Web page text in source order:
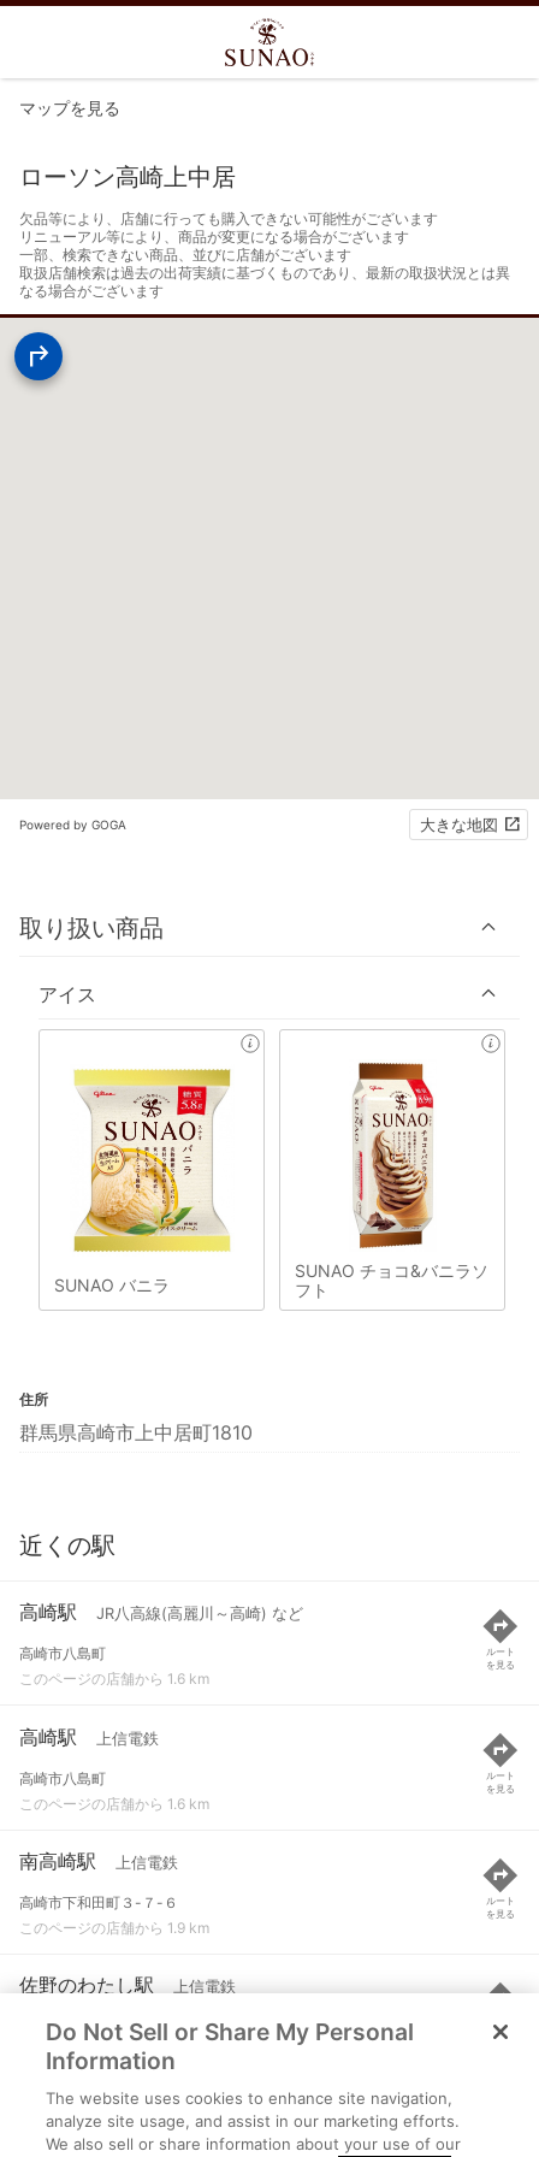
マップを見る
ローソン高崎上中居
欠品等により、店舗に行っても購入できない可能性がございます
リニューアル等により、商品が変更になる場合がございます
一部、検索できない商品、並びに店舗がございます
取扱店舗検索は過去の出荷実績に基づくものであり、最新の取扱状況とは異
なる場合がございます
Powered by GOGA 大きな地図
取り扱い商品
アイス
SUNAO バニラ
SUNAO チョコ&バニラソ
フト
住所
群馬県高崎市上中居町1810
近くの駅
高崎駅 JR八高線(高麗川～高崎) など
高崎市八島町
このページの店舗から 1.6 km
ルート
を見る
高崎駅 上信電鉄
高崎市八島町
このページの店舗から 1.6 km
ルート
を見る
南高崎駅 上信電鉄
高崎市下和田町３-７-６
このページの店舗から 1.9 km
ルート
を見る
佐野のわたし駅 上信電鉄
群馬県高崎市上佐野町字舟橋167-3
このページの店舗から 2.3 km
ルート
を見る
倉賀野駅 JR八高線(高麗川～高崎) など
高崎市倉賀野町
Do Not Sell or Share My Personal
Information
The website uses cookies to enhance site navigation,
analyze site usage, and assist in our marketing efforts.
We also sell or share information about your use of our